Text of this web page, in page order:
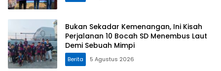
Bukan Sekadar Kemenangan, Ini Kisah
Perjalanan 10 Bocah SD Menembus Laut
Demi Sebuah Mimpi
Berita 5 Agustus 2026